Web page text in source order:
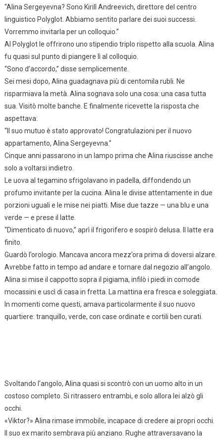
“Alina Sergeyevna? Sono Kirill Andreevich, direttore del centro
linguistico Polyglot. Abbiamo sentito parlare dei suoi successi.
Vorremmo invitarla per un colloquio.”
Al Polyglot le offrirono uno stipendio triplo rispetto alla scuola. Alina
fu quasi sul punto di piangere lì al colloquio.
“Sono d’accordo,” disse semplicemente.
Sei mesi dopo, Alina guadagnava più di centomila rubli. Ne
risparmiava la metà. Alina sognava solo una cosa: una casa tutta
sua. Visitò molte banche. E finalmente ricevette la risposta che
aspettava:
“Il suo mutuo è stato approvato! Congratulazioni per il nuovo
appartamento, Alina Sergeyevna.”
Cinque anni passarono in un lampo prima che Alina riuscisse anche
solo a voltarsi indietro.
Le uova al tegamino sfrigolavano in padella, diffondendo un
profumo invitante per la cucina. Alina le divise attentamente in due
porzioni uguali e le mise nei piatti. Mise due tazze — una blu e una
verde — e prese il latte.
“Dimenticato di nuovo,” aprì il frigorifero e sospirò delusa. Il latte era
finito.
Guardò l’orologio. Mancava ancora mezz’ora prima di doversi alzare.
Avrebbe fatto in tempo ad andare e tornare dal negozio all’angolo.
Alina si mise il cappotto sopra il pigiama, infilò i piedi in comode
mocassini e uscì di casa in fretta. La mattina era fresca e soleggiata.
In momenti come questi, amava particolarmente il suo nuovo
quartiere: tranquillo, verde, con case ordinate e cortili ben curati.
Svoltando l’angolo, Alina quasi si scontrò con un uomo alto in un
costoso completo. Si ritrassero entrambi, e solo allora lei alzò gli
occhi.
«Viktor?» Alina rimase immobile, incapace di credere ai propri occhi.
Il suo ex marito sembrava più anziano. Rughe attraversavano la